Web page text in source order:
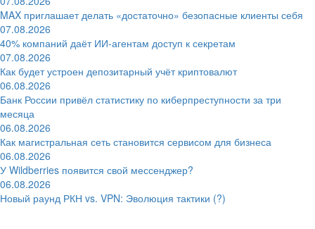
MAX приглашает делать «достаточно» безопасные клиенты себя
07.08.2026
40% компаний даёт ИИ‑агентам доступ к секретам
07.08.2026
Как будет устроен депозитарный учёт криптовалют
06.08.2026
Банк России привёл статистику по киберпреступности за три
месяца
06.08.2026
Как магистральная сеть становится сервисом для бизнеса
06.08.2026
У Wildberries появится свой мессенджер?
06.08.2026
Новый раунд РКН vs. VPN: Эволюция тактики (?)